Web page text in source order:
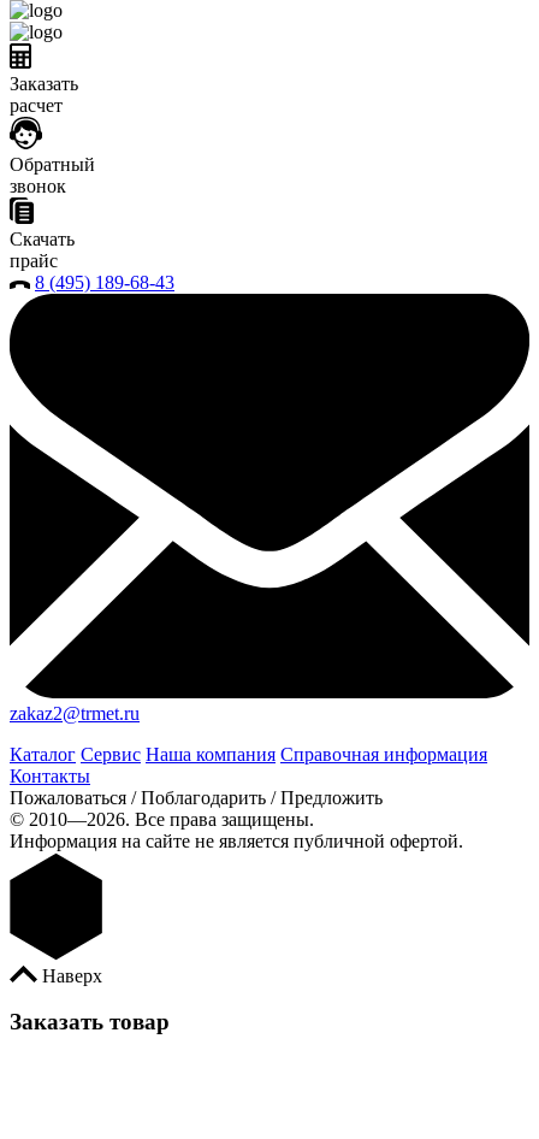
Заказать
расчет
Обратный
звонок
Скачать
прайс
8 (495) 189-68-43
zakaz2@trmet.ru
Каталог Сервис Наша компания Справочная информация
Контакты
Пожаловаться / Поблагодарить / Предложить
© 2010—2026. Все права защищены.
Информация на сайте не является публичной офертой.
Наверх
Заказать товар